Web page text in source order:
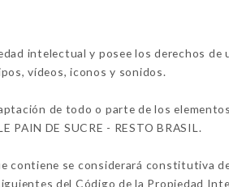
intelectual y posee los derechos
vídeos, iconos y sonidos.
de todo o parte de los
DE SUCRE - RESTO BRASIL.
contiene se considerará constitutiva
del Código de la Propiedad